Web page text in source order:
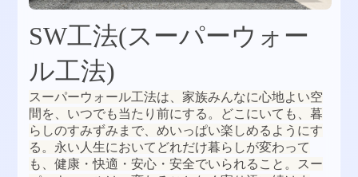
SW工法(スーパーウォー
ル工法)
スーパーウォール工法は、家族みんなに心地よい空
間を、いつでも当たり前にする。どこにいても、暮
らしのすみずみまで、めいっぱい楽しめるようにす
る。永い人生においてどれだけ暮らしが変わって
も、健康・快適・安心・安全でいられること。スー